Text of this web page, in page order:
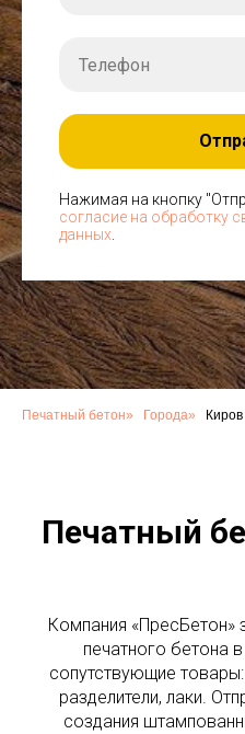
Нажимая на кнопку
согласие на обработку
данных
Печатный бетон» Города» Киров
Печатный
Компания «ПресБетон»
печатного бетона
сопутствующие товары:
разделители, лаки.
создания